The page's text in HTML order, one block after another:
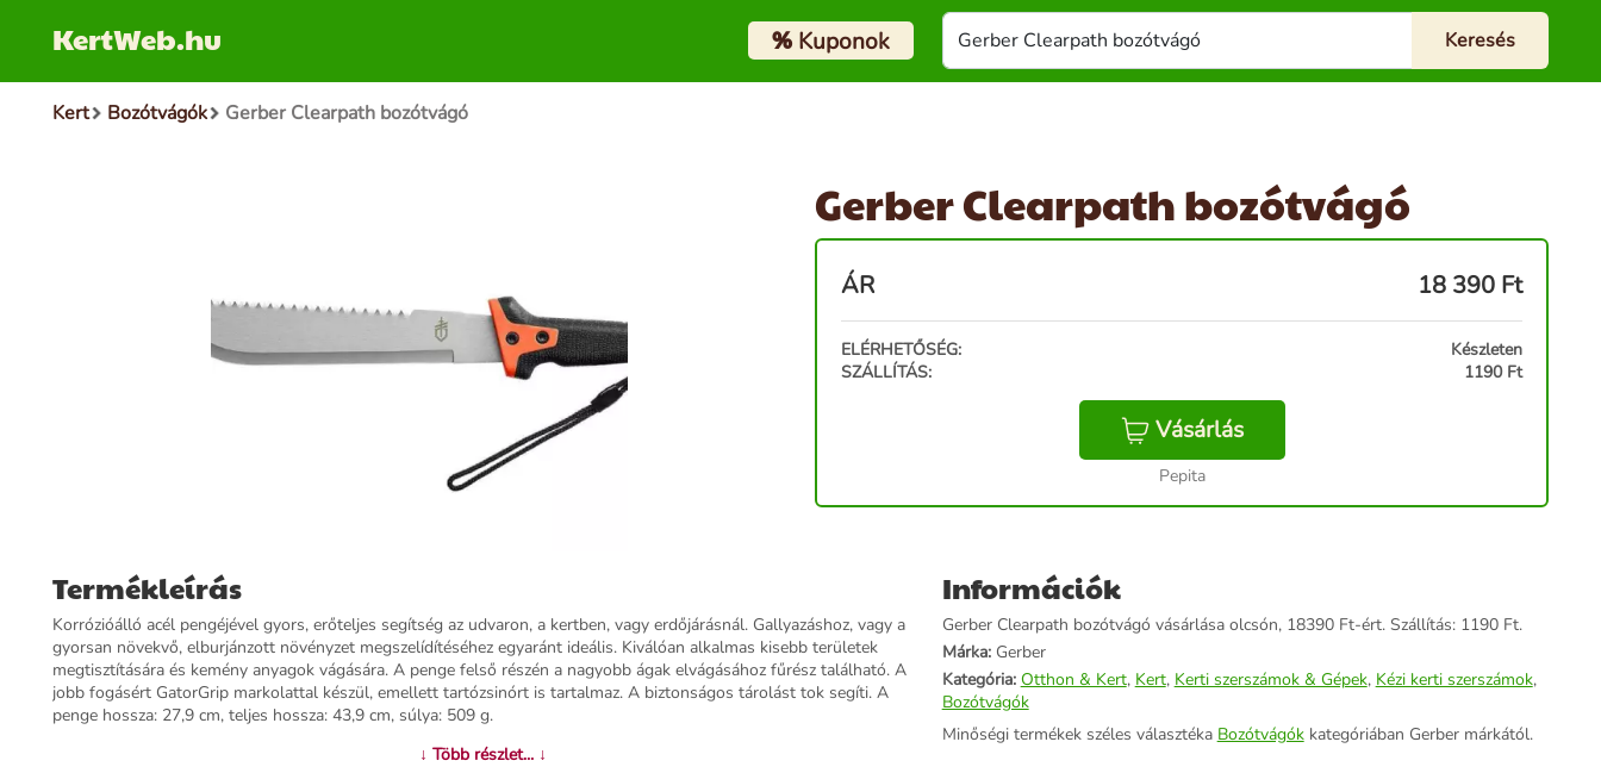
KertWeb.hu %Kuponok
Kert Bozótvágók Gerber Clearpath bozótvágó
Gerber Clearpath bozótvágó
ÁR 18 390 Ft
ELÉRHETŐSÉG:
Készleten
SZÁLLÍTÁS:
1190 Ft
Vásárlás
Pepita
Termékleírás
Korrózióálló acél pengéjével gyors, erőteljes segítség az udvaron, a kertben, vagy erdőjárásnál. Gallyazáshoz, vagy a
gyorsan növekvő, elburjánzott növényzet megszelídítéséhez egyaránt ideális. Kiválóan alkalmas kisebb területek
megtisztítására és kemény anyagok vágására. A penge felső részén a nagyobb ágak elvágásához fűrész található. A
jobb fogásért GatorGrip markolattal készül, emellett tartózsinórt is tartalmaz. A biztonságos tárolást tok segíti. A
penge hossza: 27,9 cm, teljes hossza: 43,9 cm, súlya: 509 g.
↓ Több részlet... ↓
Információk
Gerber Clearpath bozótvágó vásárlása olcsón, 18390 Ft-ért. Szállítás: 1190 Ft.
Márka:Gerber
Kategória: Otthon & Kert, Kert, Kerti szerszámok & Gépek, Kézi kerti szerszámok,
Bozótvágók
Minőségi termékek széles választéka Bozótvágókkategóriában Gerber márkától.